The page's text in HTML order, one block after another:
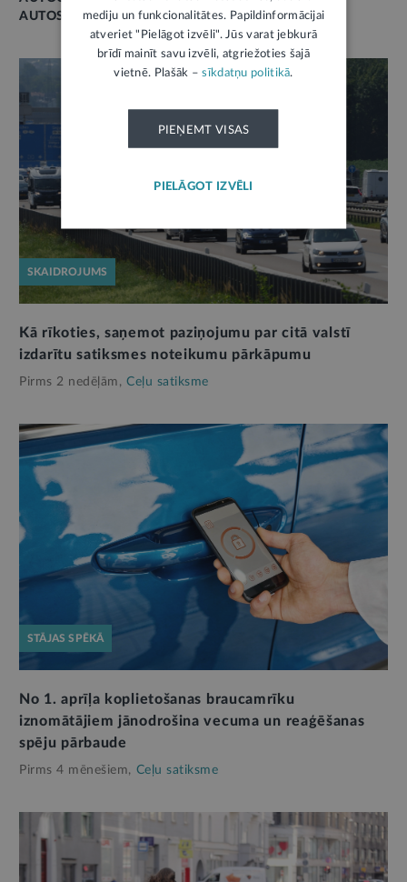
AUTOSATIKSME
SKAIDROJUMS
Kā rīkoties, saņemot paziņojumu par citā valstī
izdarītu satiksmes noteikumu pārkāpumu
Pirms 2 nedēļām, Ceļu satiksme
STĀJAS SPĒKĀ
No 1. aprīļa koplietošanas braucamrīku
iznomātājiem jānodrošina vecuma un reaģēšanas
spēju pārbaude
Pirms 4 mēnešiem, Ceļu satiksme
mediju un funkcionalitātes. Papildinformācijai
atveriet "Pielāgot izvēli". Jūs varat jebkurā
brīdī mainīt savu izvēli, atgriežoties šajā
vietnē. Plašāk –sīkdatņu politikā.
PIEŅEMT VISAS
PIELĀGOT IZVĒLI